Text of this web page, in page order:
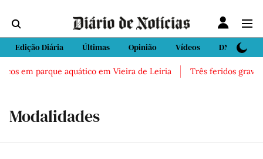
Edição Diária Últimas Opinião Vídeos DN Sport
em parque aquático em Vieira de Leiria Três feridos graves
Modalidades